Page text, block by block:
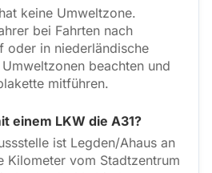
keine Umweltzone.
bei Fahrten nach
oder in niederländische
beachten und
mitführen.
einem LKW die A31?
ist Legden/Ahaus an
Kilometer vom Stadtzentrum